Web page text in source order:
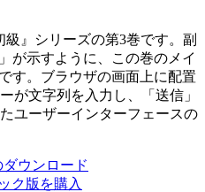
級』シリーズの第3巻です。副
が示すように、この巻のメイ
す。ブラウザの画面上に配置
が文字列を入力し、「送信」
ユーザーインターフェースの
ウンロード
ク版を購入